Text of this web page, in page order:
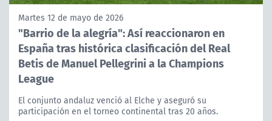
Martes 12 de mayo de 2026
"Barrio de la alegría": Así reaccionaron en
España tras histórica clasificación del Real
Betis de Manuel Pellegrini a la Champions
League
El conjunto andaluz venció al Elche y aseguró su
participación en el torneo continental tras 20 años.